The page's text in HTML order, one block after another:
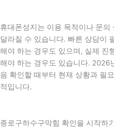
휴대폰성지는 이용 목적이나 문
달라질 수 있습니다. 빠른 상담이
해야 하는 경우도 있으며, 실제 진
해야 하는 경우도 있습니다. 2026
음 확인할 때부터 현재 상황과 필
적입니다.
종로구하수구막힘 확인을 시작하